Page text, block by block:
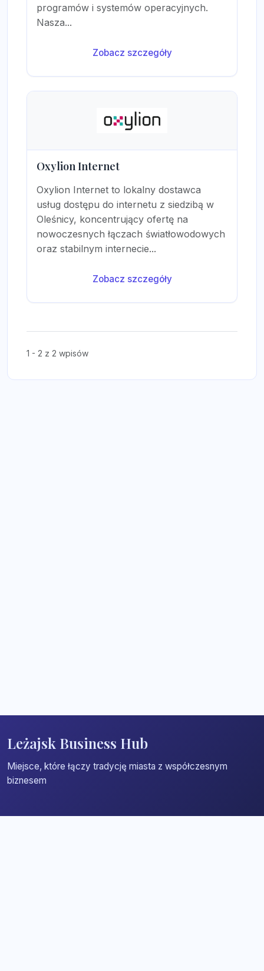
programów i systemów operacyjnych.
Nasza...
Zobacz szczegóły
Oxylion Internet
Oxylion Internet to lokalny dostawca
usług dostępu do internetu z siedzibą w
Oleśnicy, koncentrujący ofertę na
nowoczesnych łączach światłowodowych
oraz stabilnym internecie...
Zobacz szczegóły
1 - 2 z 2 wpisów
Leżajsk Business Hub
Miejsce, które łączy tradycję miasta z współczesnym
biznesem